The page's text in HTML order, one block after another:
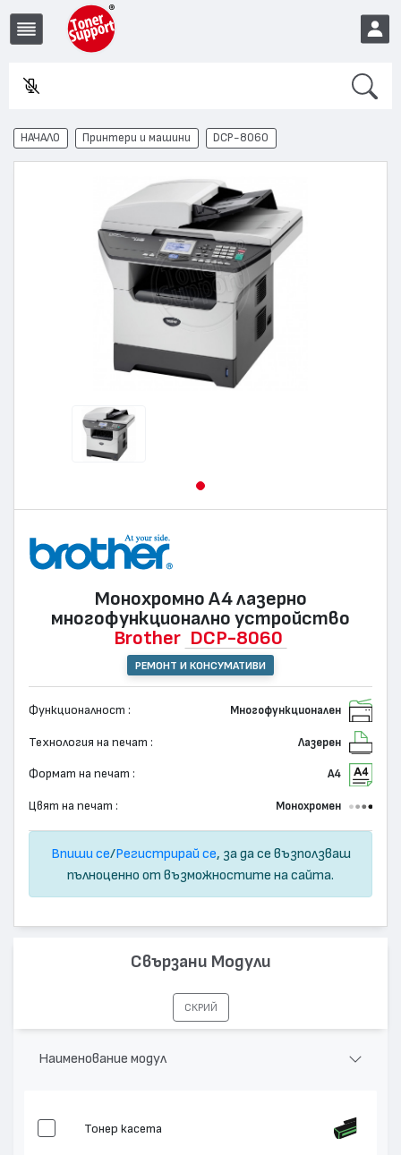
EUR
НАЧАЛО Принтери и машини DCP-8060
Монохромно А4 лазернo
многофункционално устройство
Brother DCP-8060
РЕМОНТ И КОНСУМАТИВИ
Функционалност : Многофункционален
Технология на печат : Лазерен
Формат на печат : А4
Цвят на печат : Монохромен
Впиши се/Регистрирай се, за да се възползваш
пълноценно от възможностите на сайта.
Свързани Модули
СКРИЙ
Наименование модул
Тонер касета